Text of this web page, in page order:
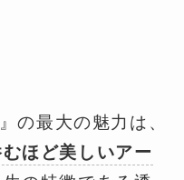
の最大の魅力は、
ほど美しいアー